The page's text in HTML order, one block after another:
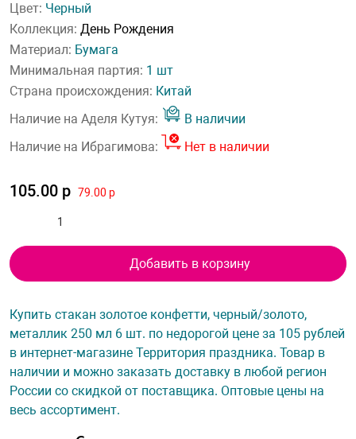
Цвет: Черный
Коллекция: День Рождения
Материал: Бумага
Минимальная партия: 1 шт
Страна происхождения: Китай
Наличие на Аделя Кутуя:
В наличии
Наличие на Ибрагимова:
Нет в наличии
105.00 р 79.00 р
Добавить в корзину
Купить стакан золотое конфетти, черный/золото,
металлик 250 мл 6 шт. по недорогой цене за 105 рублей
в интернет-магазине Территория праздника. Товар в
наличии и можно заказать доставку в любой регион
России со скидкой от поставщика. Оптовые цены на
весь ассортимент.